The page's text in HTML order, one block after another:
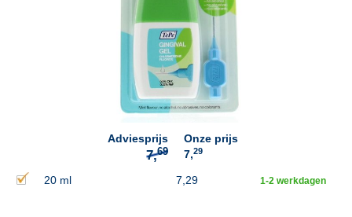
Adviesprijs
69
Onze prijs
7,29
20 ml 7,29 1-2 werkdagen